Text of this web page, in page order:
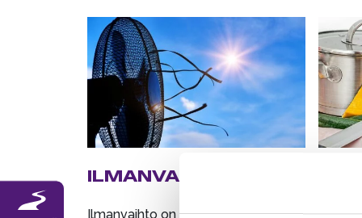
ILMANVAIHTO
Ilmanvaihto on aina automaattisesti